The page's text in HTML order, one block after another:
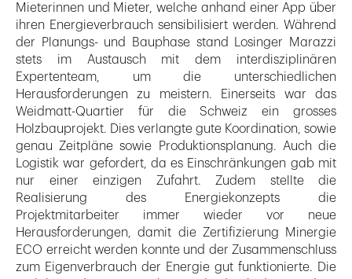
Mieterinnen und Mieter, welche anhand einer App über
ihren Energieverbrauch sensibilisiert werden. Während
der Planungs- und Bauphase stand Losinger Marazzi
stets im Austausch mit dem interdisziplinären
Expertenteam, um die unterschiedlichen
Herausforderungen zu meistern. Einerseits war das
Weidmatt-Quartier für die Schweiz ein grosses
Holzbauprojekt. Dies verlangte gute Koordination, sowie
genau Zeitpläne sowie Produktionsplanung. Auch die
Logistik war gefordert, da es Einschränkungen gab mit
nur einer einzigen Zufahrt. Zudem stellte die
Realisierung des Energiekonzepts die
Projektmitarbeiter immer wieder vor neue
Herausforderungen, damit die Zertifizierung Minergie
ECO erreicht werden konnte und der Zusammenschluss
zum Eigenverbrauch der Energie gut funktionierte. Die